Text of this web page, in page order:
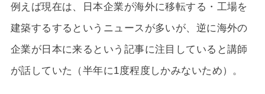
例えば現在は、日本企業が海外に移転する・工場を
建築するするというニュースが多いが、逆に海外の
企業が日本に来るという記事に注目していると講師
が話していた（半年に1度程度しかみないため）。